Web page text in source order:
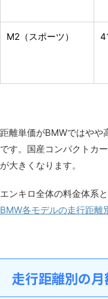
M2（スポーツ）
距離単価がBMWではや
です。国産コンパクトカ
が大きくなります。
エンキロ全体の料金体系
BMW各モデルの走行距離
走行距離別の